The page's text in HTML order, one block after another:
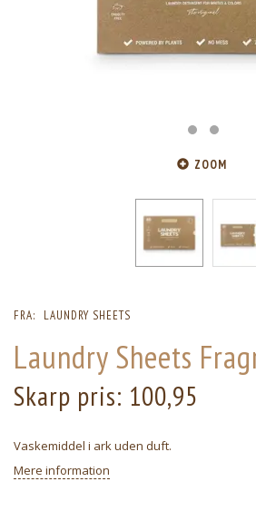
ZOOM
FRA: LAUNDRY SHEETS
Laundry Sheets
Skarp pris: 100,95
Vaskemiddel i ark uden duft.
Mere information